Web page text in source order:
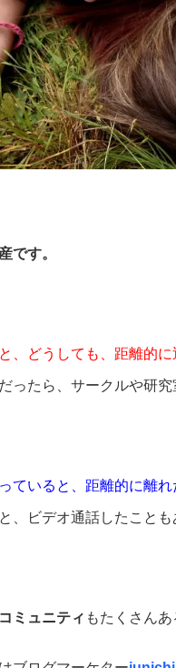
です。
、どうしても、距離的
ったら、サークルや研究
ていると、距離的に離
、ビデオ通話したこと
ミュニティ もたくさんあ